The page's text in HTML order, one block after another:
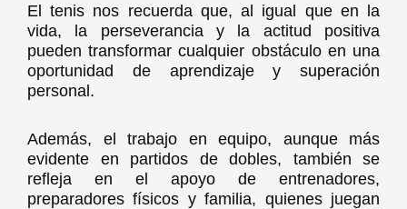
El tenis nos recuerda que, al igual que en la
vida, la perseverancia y la actitud positiva
pueden transformar cualquier obstáculo en una
oportunidad de aprendizaje y superación
personal.
Además, el trabajo en equipo, aunque más
evidente en partidos de dobles, también se
refleja en el apoyo de entrenadores,
preparadores físicos y familia, quienes juegan